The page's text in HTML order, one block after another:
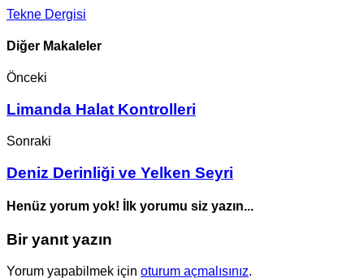
Tekne Dergisi
Diğer Makaleler
Önceki
Limanda Halat Kontrolleri
Sonraki
Deniz Derinliği ve Yelken Seyri
Henüz yorum yok! İlk yorumu siz yazın...
Bir yanıt yazın
Yorum yapabilmek için oturum açmalısınız.